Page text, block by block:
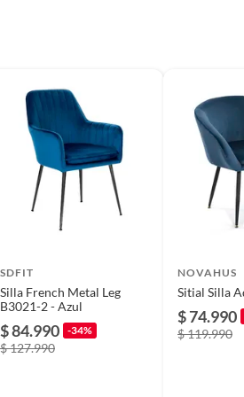
SDFIT
Silla French Metal Leg
B3021-2 - Azul
$ 84.990 -34%
$ 127.990
NOVAHUS
Sitial Silla
$ 74.990
$ 119.990